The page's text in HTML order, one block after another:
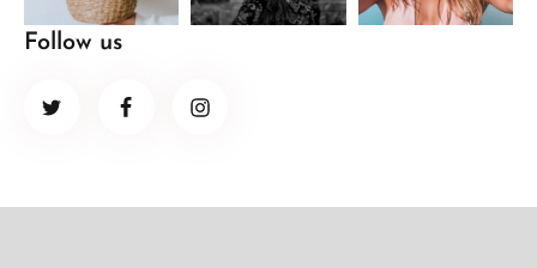
Follow us